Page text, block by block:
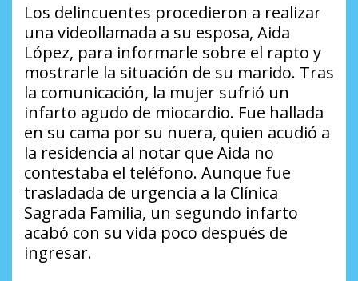
Los delincuentes procedieron a realizar
una videollamada a su esposa, Aida
López, para informarle sobre el rapto y
mostrarle la situación de su marido. Tras
la comunicación, la mujer sufrió un
infarto agudo de miocardio. Fue hallada
en su cama por su nuera, quien acudió a
la residencia al notar que Aida no
contestaba el teléfono. Aunque fue
trasladada de urgencia a la Clínica
Sagrada Familia, un segundo infarto
acabó con su vida poco después de
ingresar.